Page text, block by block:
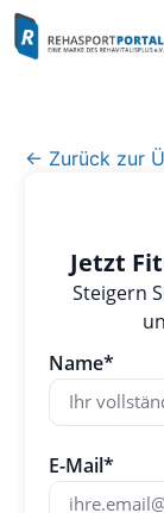
← Zurück zur
Jetzt
Steigern
Name*
E-Mail*